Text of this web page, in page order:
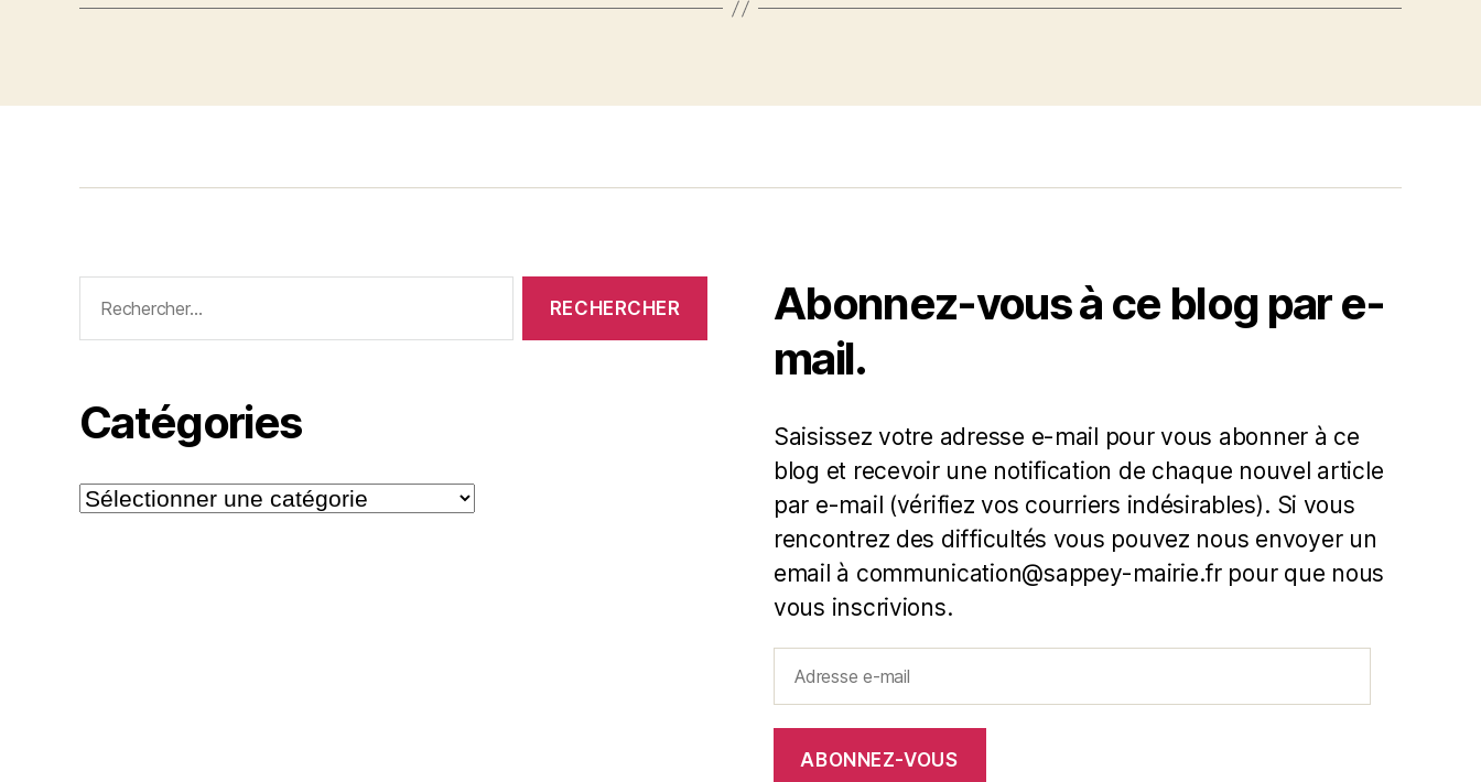
Catégories
Catégories
Abonnez-vous à ce blog par e-
mail.
Saisissez votre adresse e-mail pour vous abonner à ce
blog et recevoir une notification de chaque nouvel article
par e-mail (vérifiez vos courriers indésirables). Si vous
rencontrez des difficultés vous pouvez nous envoyer un
email à communication@sappey-mairie.fr pour que nous
vous inscrivions.
ABONNEZ-VOUS